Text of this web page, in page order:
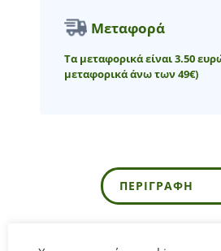
Μεταφορά
Τα μεταφορικά είναι 3.50
μεταφορικά άνω των 49€)
ΠΕΡΙΓΡΑΦΉ